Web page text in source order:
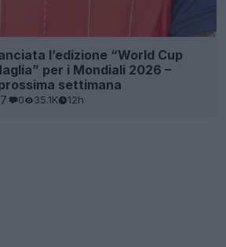
l’edizione “World Cup
per i Mondiali 2026 –
settimana
0 35.1K 12h